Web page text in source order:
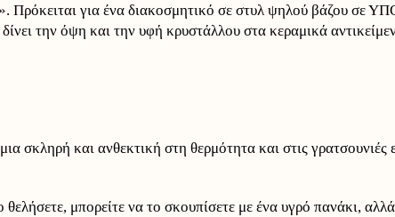
Πρόκειται για ένα διακοσμητικό σε στυλ ψηλού βάζου
την όψη και την υφή κρυστάλλου στα κεραμικά
σκληρή και ανθεκτική στη θερμότητα και στις γρατσουνιές
μπορείτε να το σκουπίσετε με ένα υγρό πανάκι,